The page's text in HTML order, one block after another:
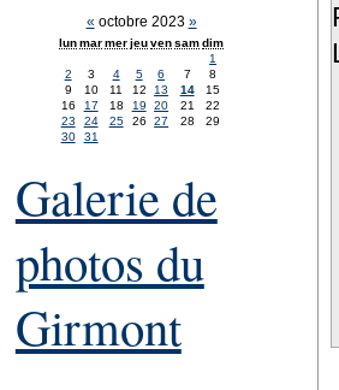
« octobre 2023 »
lunmarmerjeuvensamdim
1
2
3 4 5 6 7
8
9
10 11 12 13 14
15
16
17 18 19 20 21
22
23
24 25 26 27 28
29
30
31
Galerie de
photos du
Girmont